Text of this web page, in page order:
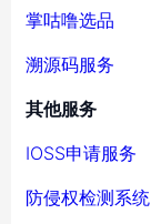
掌咕噜选品
溯源码服务
其他服务
IOSS申请服务
防侵权检测系统